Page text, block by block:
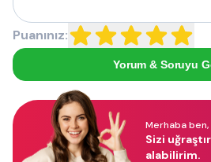
Puanınız:
Yorum & Soruyu
Merhaba ben,
Sizi
alabilirim.